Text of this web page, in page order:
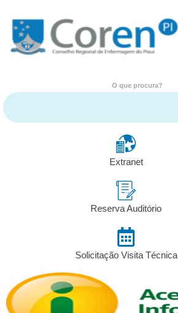
O que procura?
Extranet
Reserva Auditório
Solicitação Visita Técnica